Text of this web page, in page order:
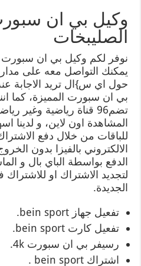
وكيل بي ان
الصليبخات
نوفر لكم وكيل بي ان سبورت
حول اي س}ال تريد الاجابة
بي ان سبورت المميزة، كما
تضم96 قناة رياضية وغير
المشاهدة اون لاين، و لدينا
للباقات من خلال دفع
الالكتروني بالفيزا بدون
الدفع بواسطة الباي بال و
لتجديد الاشتراك او
الجديدة.
تفعيل جهاز bein sport.
تفعيل كارت bein sport.
رسيفر بي ان سبورت 4k.
اشتراك bein sport .